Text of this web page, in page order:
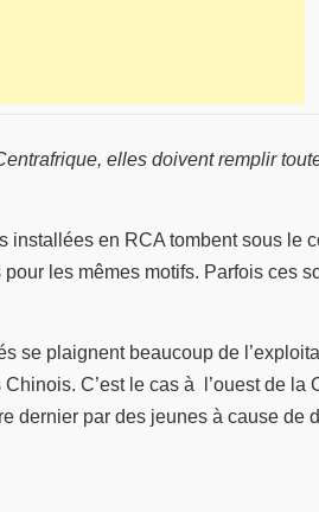
elles doivent remplir
en RCA tombent sous le
les mêmes motifs. Parfois ces
se plaignent beaucoup de
C’est le cas à l’ouest de
dernier par des jeunes à cause de